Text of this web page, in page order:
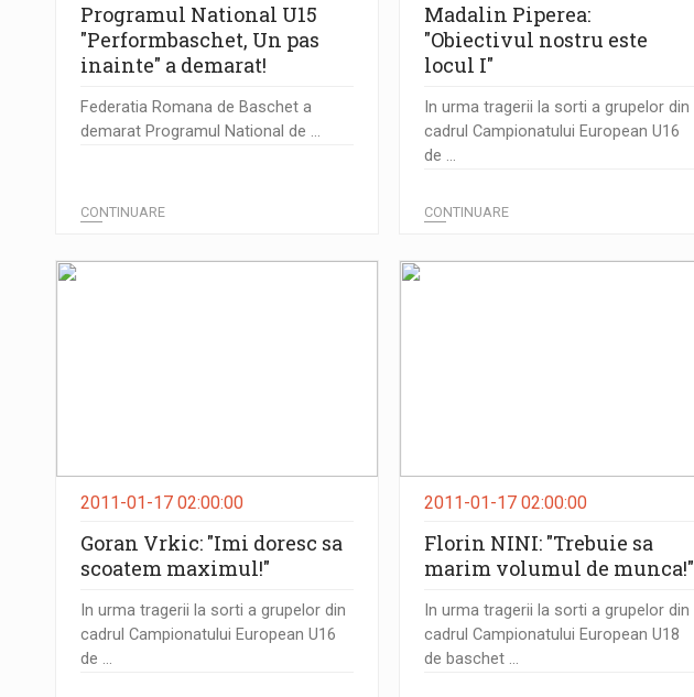
Programul National U15
"Performbaschet, Un pas
inainte" a demarat!
Federatia Romana de Baschet a
demarat Programul National de ...
CONTINUARE
Madalin Piperea:
"Obiectivul nostru este
locul I"
In urma tragerii la sorti a grupelor din
cadrul Campionatului European U16
de ...
CONTINUARE
2011-01-17 02:00:00
Goran Vrkic: "Imi doresc sa
scoatem maximul!"
In urma tragerii la sorti a grupelor din
cadrul Campionatului European U16
de ...
2011-01-17 02:00:00
Florin NINI: "Trebuie sa
marim volumul de munca!"
In urma tragerii la sorti a grupelor din
cadrul Campionatului European U18
de baschet ...